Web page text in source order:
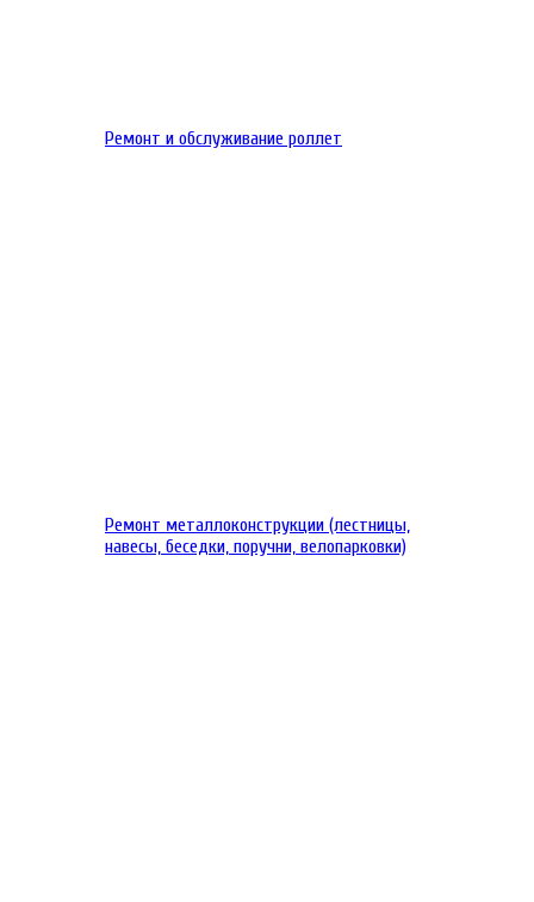
Ремонт и обслуживание роллет
Ремонт металлоконструкции (лестницы,
навесы, беседки, поручни, велопарковки)